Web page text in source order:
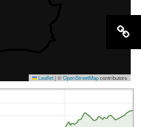
Leaflet|©OpenStreetMapcontributors